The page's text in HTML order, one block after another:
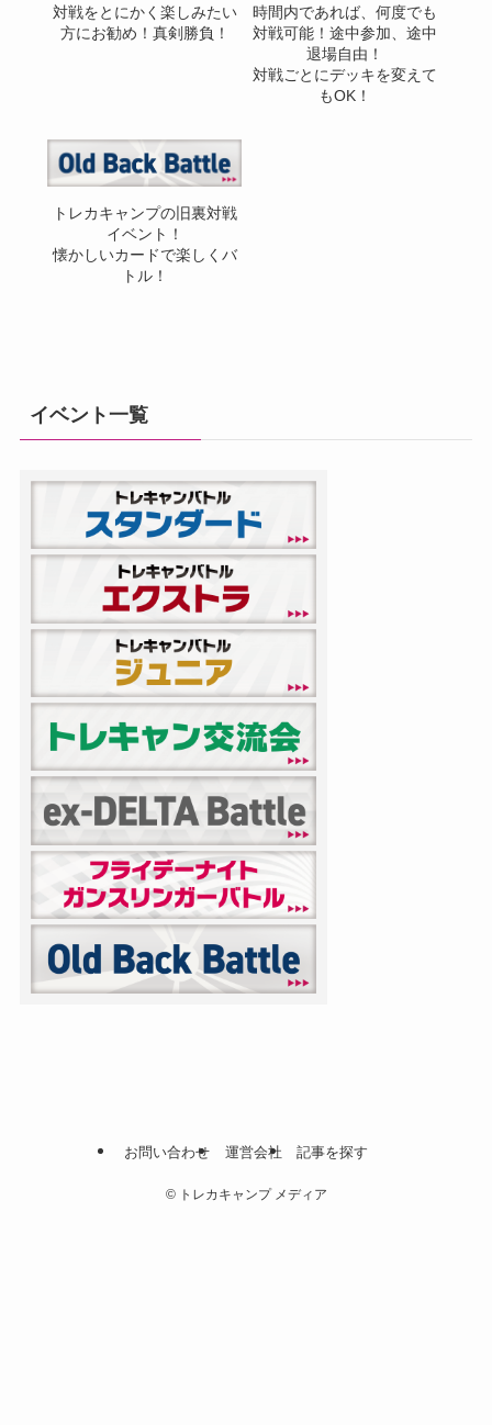
対戦をとにかく楽しみたい
方にお勧め！真剣勝負！
時間内であれば、何度でも
対戦可能！途中参加、途中
退場自由！
対戦ごとにデッキを変えて
もOK！
トレカキャンプの旧裏対戦
イベント！
懐かしいカードで楽しくバ
トル！
イベント一覧
お問い合わせ 運営会社 記事を探す
©トレカキャンプ メディア